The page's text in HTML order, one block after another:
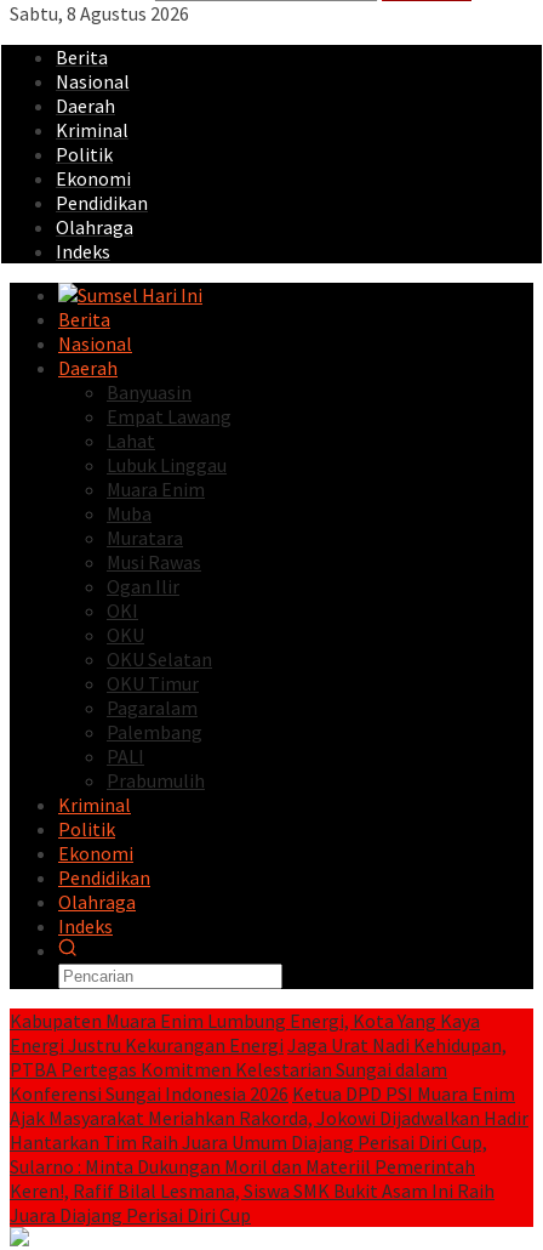
Sabtu, 8 Agustus 2026
Berita
Nasional
Daerah
Kriminal
Politik
Ekonomi
Pendidikan
Olahraga
Indeks
Berita
Nasional
Daerah
Banyuasin
Empat Lawang
Lahat
Lubuk Linggau
Muara Enim
Muba
Muratara
Musi Rawas
Ogan Ilir
OKI
OKU
OKU Selatan
OKU Timur
Pagaralam
Palembang
PALI
Prabumulih
Kriminal
Politik
Ekonomi
Pendidikan
Olahraga
Indeks
Kabupaten Muara Enim Lumbung Energi, Kota Yang Kaya
Energi Justru Kekurangan Energi Jaga Urat Nadi Kehidupan,
PTBA Pertegas Komitmen Kelestarian Sungai dalam
Konferensi Sungai Indonesia 2026 Ketua DPD PSI Muara Enim
Ajak Masyarakat Meriahkan Rakorda, Jokowi Dijadwalkan Hadir
Hantarkan Tim Raih Juara Umum Diajang Perisai Diri Cup,
Sularno : Minta Dukungan Moril dan Materiil Pemerintah
Keren!, Rafif Bilal Lesmana, Siswa SMK Bukit Asam Ini Raih
Juara Diajang Perisai Diri Cup